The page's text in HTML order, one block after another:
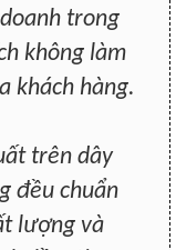
trong
không làm
khách hàng.
trên dây
đều chuẩn
lượng và